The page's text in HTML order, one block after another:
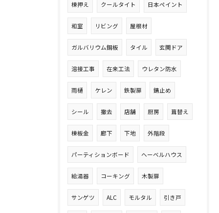
棟押え クールタイト 日本ペイント
和室 リビング 屋根材
ガルバリウム鋼板 タイル 玄関ドア
溶接工事 在来工法 ウレタン防水
雨樋 ケレン 鉄製扉 錆止め
シール 撤去 店舗 厨房 葺替え
棟板金 廊下 下地 外階段
パーティションボード ヘーベルハウス
給湯器 コーキング 木製扉
サンゲツ ALC モルタル 引き戸